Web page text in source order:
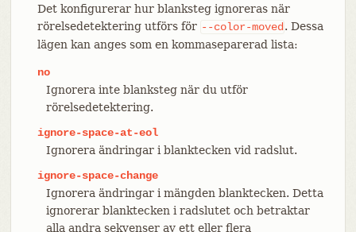
Det konfigurerar hur blanksteg ignoreras när
rörelsedetektering utförs för --color-moved . Dessa
lägen kan anges som en kommaseparerad lista:
no
Ignorera inte blanksteg när du utför
rörelsedetektering.
ignore-space-at-eol
Ignorera ändringar i blanktecken vid radslut.
ignore-space-change
Ignorera ändringar i mängden blanktecken. Detta
ignorerar blanktecken i radslutet och betraktar
alla andra sekvenser av ett eller flera